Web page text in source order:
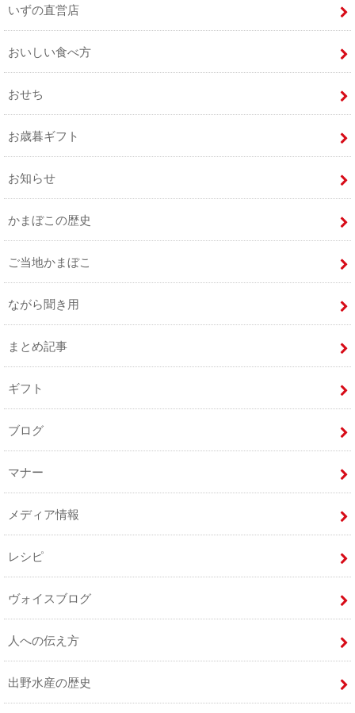
いずの直営店
おいしい食べ方
おせち
お歳暮ギフト
お知らせ
かまぼこの歴史
ご当地かまぼこ
ながら聞き用
まとめ記事
ギフト
ブログ
マナー
メディア情報
レシピ
ヴォイスブログ
人への伝え方
出野水産の歴史